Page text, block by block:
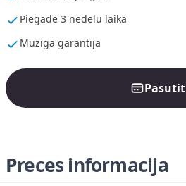
Piegade 3 nedelu laika
Muziga garantija
Pasutit
Preces informacija